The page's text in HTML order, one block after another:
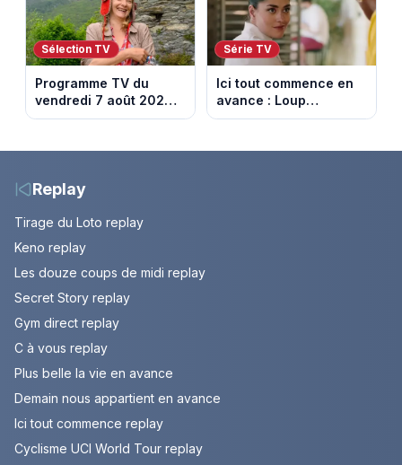
Sélection TV
Programme TV du
vendredi 7 août 2026 :
notre sélection pour
Série TV
Ici tout commence en
avance : Loup
découvre la trahison
10 août 2026 (spoiler)
Replay
Tirage du Loto replay
Keno replay
Les douze coups de midi replay
Secret Story replay
Gym direct replay
C à vous replay
Plus belle la vie en avance
Demain nous appartient en avance
Ici tout commence replay
Cyclisme UCI World Tour replay